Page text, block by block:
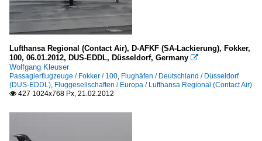
Lufthansa Regional (Contact Air), D-AFKF (SA-Lackierung), Fokker,
100, 06.01.2012, DUS-EDDL, Düsseldorf, Germany 
Wolfgang Kleuser
Passagierflugzeuge / Fokker / 100, Flughäfen / Deutschland / Düsseldorf
(DUS-EDDL), Fluggesellschaften / Europa / Lufthansa Regional (Contact Air)
 427 1024x768 Px, 21.02.2012